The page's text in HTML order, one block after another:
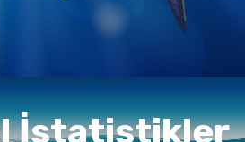
İstatistikler